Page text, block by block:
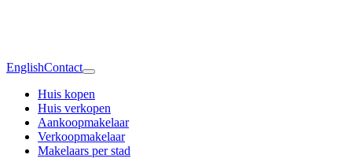
EnglishContact
Huis kopen
Huis verkopen
Aankoopmakelaar
Verkoopmakelaar
Makelaars per stad